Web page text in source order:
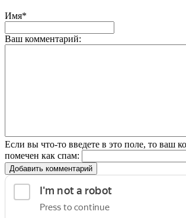
Имя*
Ваш комментарий:
Если вы что-то введете в это поле, то ваш
помечен как спам:
Добавить комментарий